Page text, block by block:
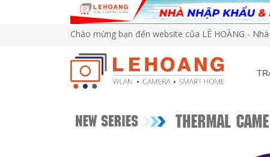
Chào mừng bạn đến website của LÊ HOÀNG -